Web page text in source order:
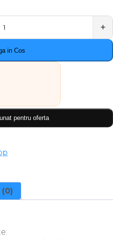
in Cos
pentru oferta